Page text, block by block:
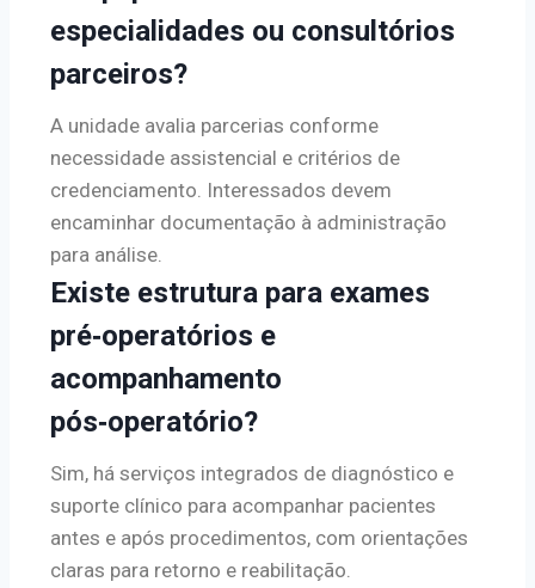
especialidades ou consultórios
parceiros?
A unidade avalia parcerias conforme
necessidade assistencial e critérios de
credenciamento. Interessados devem
encaminhar documentação à administração
para análise.
Existe estrutura para exames
pré‑operatórios e
acompanhamento
pós‑operatório?
Sim, há serviços integrados de diagnóstico e
suporte clínico para acompanhar pacientes
antes e após procedimentos, com orientações
claras para retorno e reabilitação.